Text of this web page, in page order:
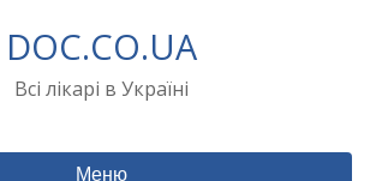
DOC.CO.UA
Всі лікарі в Україні
Меню